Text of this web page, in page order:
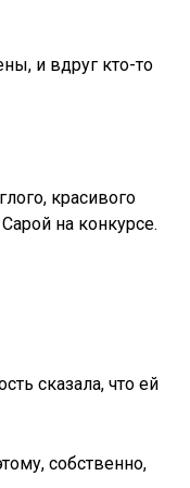
и вдруг кто-то
красивого
на конкурсе.
сказала, что ей
собственно,